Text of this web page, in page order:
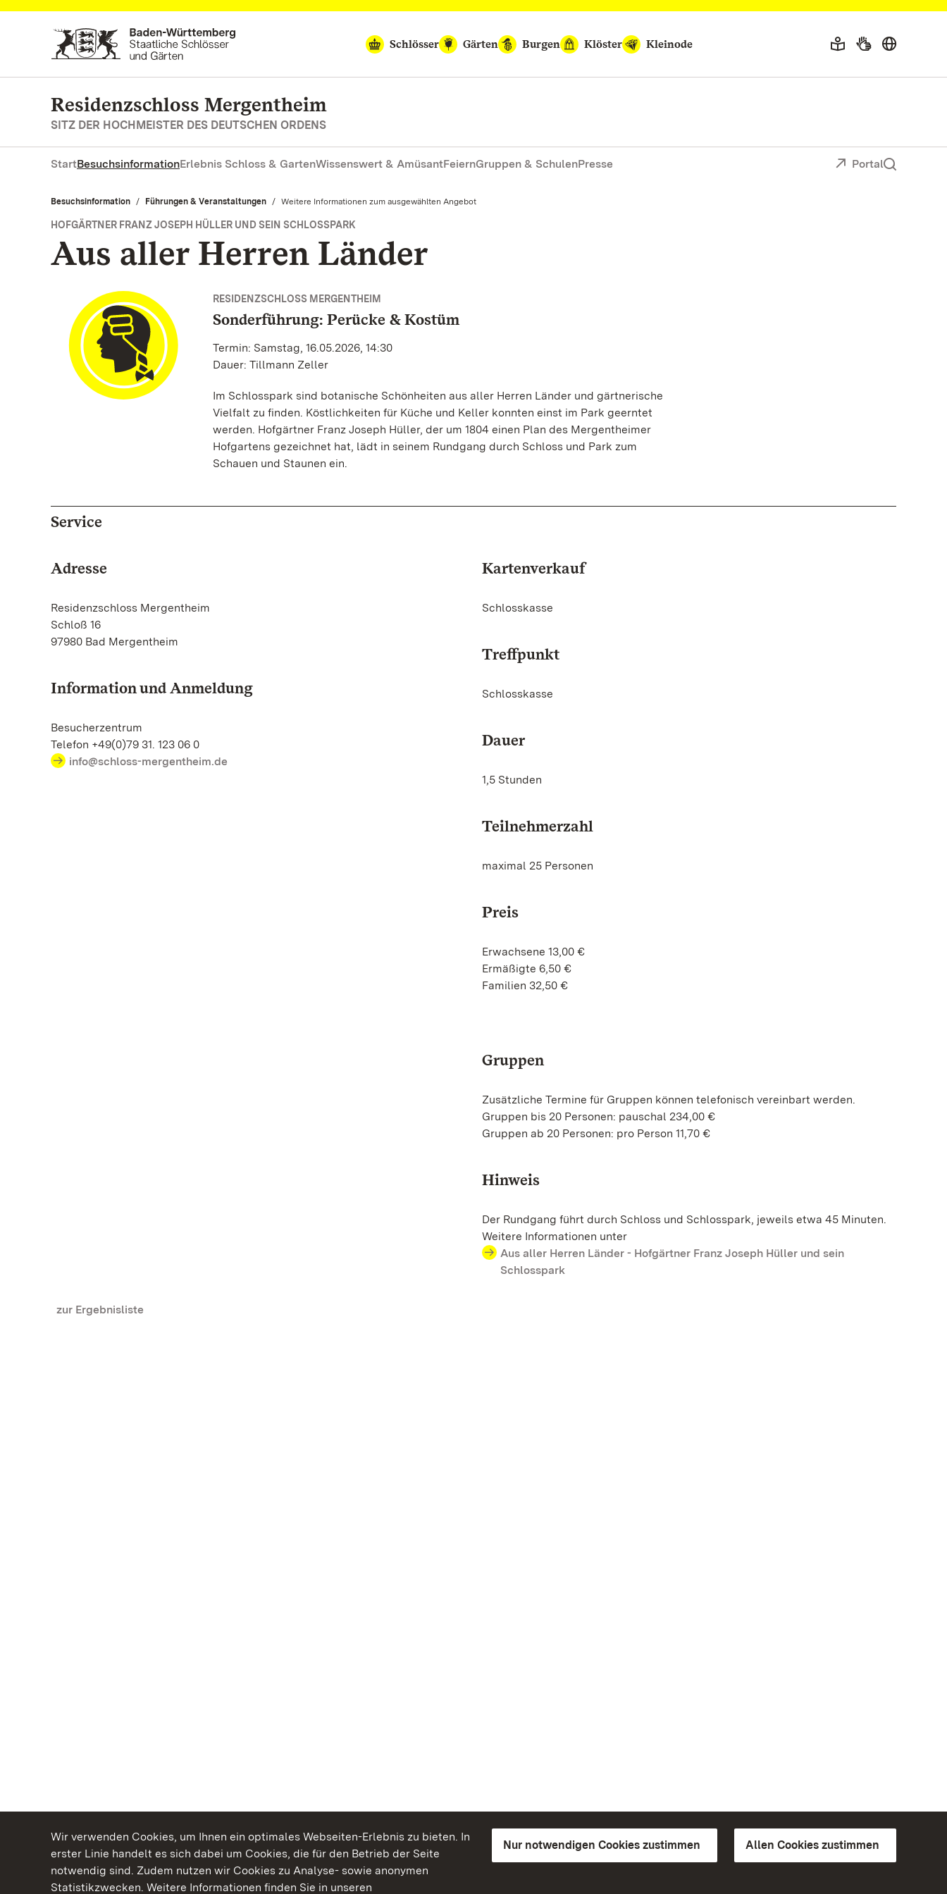
Wir verwenden Cookies, um Ihnen ein optimales Webseiten-Erlebnis zu bieten. In
erster Linie handelt es sich dabei um Cookies, die für den Betrieb der Seite
notwendig sind. Zudem nutzen wir Cookies zu Analyse- sowie anonymen
Statistikzwecken. Weitere Informationen finden Sie in unseren
Nur notwendigen Cookies zustimmen Allen Cookies zustimmen
Zum Hauptinhalt springen
Schlösser
Gärten Burgen Klöster Kleinode
Residenzschloss Mergentheim
SITZ DER HOCHMEISTER DES DEUTSCHEN ORDENS
StartBesuchsinformationErlebnis Schloss & GartenWissenswert & AmüsantFeiernGruppen & SchulenPresse Portal
Besuchsinformation Führungen & Veranstaltungen Aktuell:
Weitere Informationen zum ausgewählten Angebot
HOFGÄRTNER FRANZ JOSEPH HÜLLER UND SEIN SCHLOSSPARK
Aus aller Herren Länder
RESIDENZSCHLOSS MERGENTHEIM
Sonderführung: Perücke & Kostüm
Termin: Samstag, 16.05.2026, 14:30
Dauer: Tillmann Zeller
Im Schlosspark sind botanische Schönheiten aus aller Herren Länder und gärtnerische
Vielfalt zu finden. Köstlichkeiten für Küche und Keller konnten einst im Park geerntet
werden. Hofgärtner Franz Joseph Hüller, der um 1804 einen Plan des Mergentheimer
Hofgartens gezeichnet hat, lädt in seinem Rundgang durch Schloss und Park zum
Schauen und Staunen ein.
Service
Adresse
Residenzschloss Mergentheim
Schloß 16
97980 Bad Mergentheim
Information und Anmeldung
Besucherzentrum
Telefon +49(0)79 31. 123 06 0
info@schloss-mergentheim.de
Kartenverkauf
Schlosskasse
Treffpunkt
Schlosskasse
Dauer
1,5 Stunden
Teilnehmerzahl
maximal 25 Personen
Preis
Erwachsene 13,00 €
Ermäßigte 6,50 €
Familien 32,50 €
Gruppen
Zusätzliche Termine für Gruppen können telefonisch vereinbart werden.
Gruppen bis 20 Personen: pauschal 234,00 €
Gruppen ab 20 Personen: pro Person 11,70 €
Hinweis
Der Rundgang führt durch Schloss und Schlosspark, jeweils etwa 45 Minuten.
Weitere Informationen unter
Aus aller Herren Länder - Hofgärtner Franz Joseph Hüller und sein
Schlosspark
zur Ergebnisliste